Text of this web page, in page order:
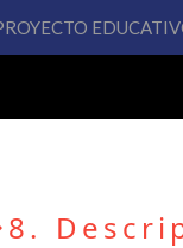
8.